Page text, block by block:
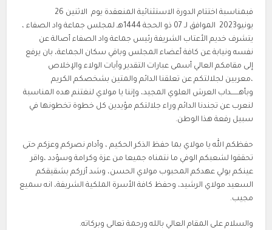
فبمناسبة اختتام الدورة الاستثنائية المنعقدة يوم الاثنين 26
يونيو2023 الموافق لـ 07 ذو الحجة 1444هـ لمجلس جماعة واد الصفاء ،
يتشرف خديم الأعتاب الشريفة رئيس جماعة واد الصفاء أصالة عن
نفسه ونيابة عن كافة أعضاء المجلس وباقي سكان الجماعة، بان يرفع
إلى مقامكم العالي أسمى عبارات التقدير وآيات الولاء والإخلاص
،معربين لجلالتكم عن تعلقنا الدائم والمتين بشخصكم الكريم
وبأهــــــداب العرش العلوي المجيد، وإننا يا مولاي لنغتنم هده المناسبة
لنعرب عن تجندنا الدائم وراء جلالتكم مؤيدين كل خطوة تخطونها في
سبيل رفعة هذا الوطن.
حفظكم الله يا مولاي بما حفظ الذكر الحكيم ، وأدام نصركم وعزكم حتى
تحققوا لشعبكم الوفي ما نتمناه جميعا من عزة وكرامة وسؤدد ،واقر
عينكم بولي عهدكم المحبوب مولاي الحسن، وشد أزركم بشقيقكم
السعيد مولاي الرشيد، وحفظ كافة الأسرة الملكية الشريفة، انه سميع
مجيب.
والسلام على المقام العالي بالله ورحمة تعالى وبركاته.